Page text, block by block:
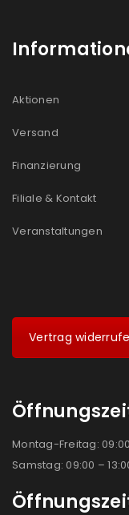
Aktionen
Versand
Finanzierung
Filiale & Kontakt
Veranstaltungen
Vertrag
Montag-Freitag:
Samstag: 09:00 –